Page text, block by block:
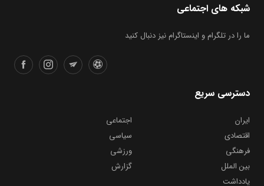
شبکه های اجتماعی
ما را در تلگرام و اینستاگرام نیز دنبال کنید
دسترسی سریع
ایران
اجتماعی
اقتصادی
سیاسی
فرهنگی
ورزشی
بین الملل
گزارش
یادداشت